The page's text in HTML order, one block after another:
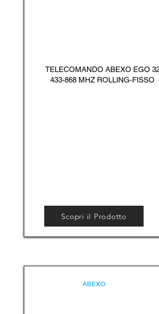
TELECOMANDO ABEXO EGO 32
433-868 MHZ ROLLING-FISSO
Scopri il Prodotto
ABEXO